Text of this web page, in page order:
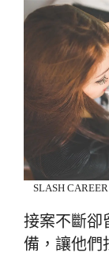
SLASH CAREER
接案不斷卻
備，讓他們